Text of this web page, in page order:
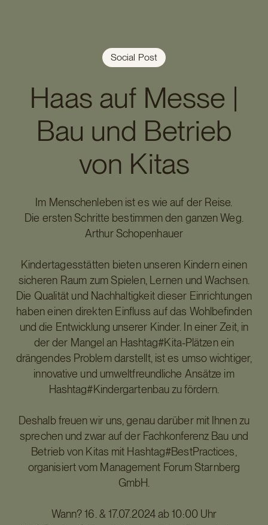
Social Post
Haas auf Messe |
Bau und Betrieb
von Kitas
Im Menschenleben ist es wie auf der Reise.
Die ersten Schritte bestimmen den ganzen Weg.
Arthur Schopenhauer
Kindertagesstätten bieten unseren Kindern einen
sicheren Raum zum Spielen, Lernen und Wachsen.
Die Qualität und Nachhaltigkeit dieser Einrichtungen
haben einen direkten Einfluss auf das Wohlbefinden
und die Entwicklung unserer Kinder. In einer Zeit, in
der der Mangel an Hashtag#Kita-Plätzen ein
drängendes Problem darstellt, ist es umso wichtiger,
innovative und umweltfreundliche Ansätze im
Hashtag#Kindergartenbau zu fördern.
Deshalb freuen wir uns, genau darüber mit Ihnen zu
sprechen und zwar auf der Fachkonferenz Bau und
Betrieb von Kitas mit Hashtag#BestPractices,
organisiert vom Management Forum Starnberg
GmbH.
Wann? 16. & 17.07.2024 ab 10:00 Uhr